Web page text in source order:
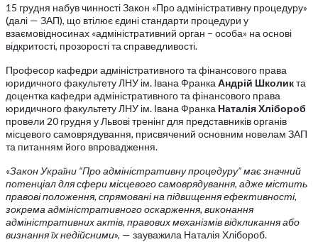
15 грудня набув чинності Закон «Про адміністративну процедуру»
(далі — ЗАП), що втілює єдині стандарти процедури у
взаємовідносинах «адміністративний орган – особа» на основі
відкритості, прозорості та справедливості.
Професор кафедри адміністративного та фінансового права
юридичного факультету ЛНУ ім. Івана Франка Андрій Школикта
доцентка кафедри адміністративного та фінансового права
юридичного факультету ЛНУ ім. Івана Франка Наталія Хлібороб
провели 20 грудня у Львові тренінг для представників органів
місцевого самоврядування, присвячений основним новелам ЗАП
та питанням його впровадження.
«Закон України “Про адміністративну процедуру” має значний
потенціал для сфери місцевого самоврядування, адже містить
правові положення, спрямовані на підвищення ефективності,
зокрема адміністративного оскарження, виконання
адміністративних актів, правових механізмів відкликання або
визнання їх недійсними», — зауважила Наталія Хлібороб.